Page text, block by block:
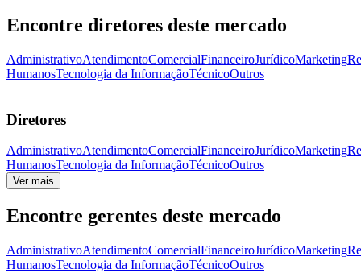
Encontre diretores deste mercado
AdministrativoAtendimentoComercialFinanceiroJurídicoMarketing
HumanosTecnologia da InformaçãoTécnicoOutros
Diretores
AdministrativoAtendimentoComercialFinanceiroJurídicoMarketing
HumanosTecnologia da InformaçãoTécnicoOutros
Ver mais
Encontre gerentes deste mercado
AdministrativoAtendimentoComercialFinanceiroJurídicoMarketing
HumanosTecnologia da InformaçãoTécnicoOutros